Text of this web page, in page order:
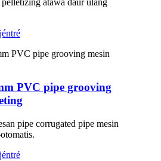
jéntré
PVC pipe grooving
pipe corrugated pipe mesin
jéntré